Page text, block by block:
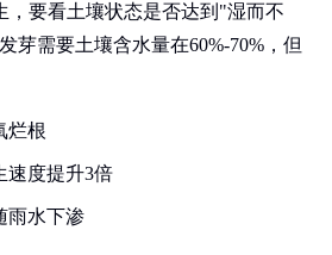
，要看土壤状态是否达到"湿而不
芽需要土壤含水量在60%-70%，但
烂根
速度提升3倍
雨水下渗